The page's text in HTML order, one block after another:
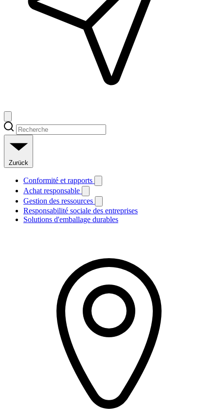
Zurück
Conformité et rapports
Achat responsable
Gestion des ressources
Responsabilité sociale des entreprises
Solutions d'emballage durables